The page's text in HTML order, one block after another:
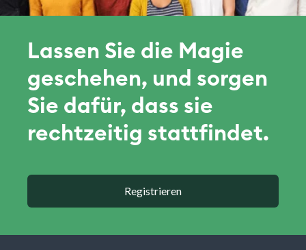
Lassen Sie die Magie
geschehen, und sorgen
Sie dafür, dass sie
rechtzeitig stattfindet.
Registrieren